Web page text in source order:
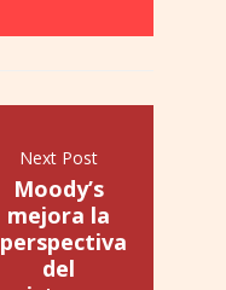
Next Post
Moody’s
mejora la
perspectiva
del